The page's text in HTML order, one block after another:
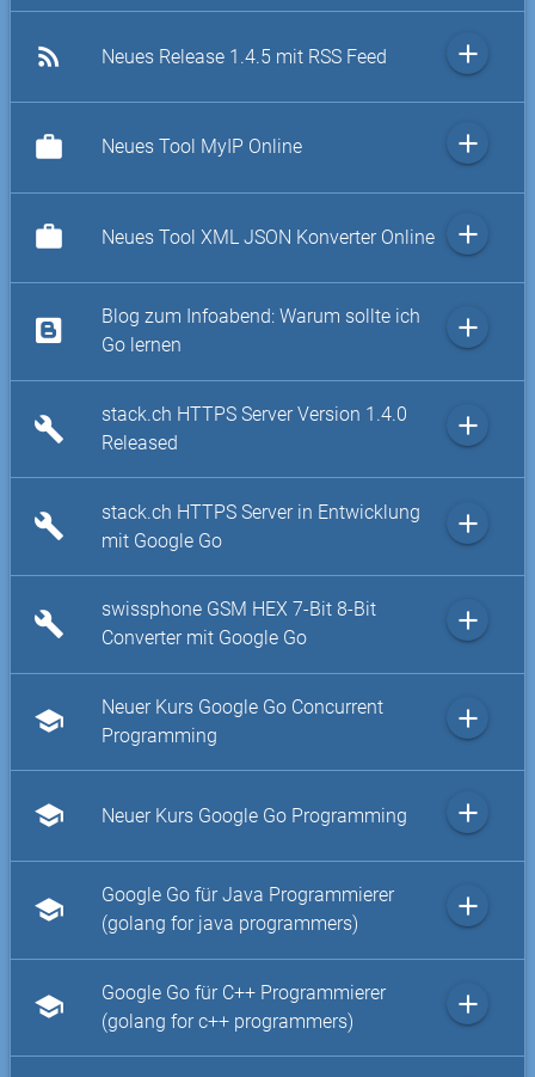
rss_feed Neues Release 1.4.5 mit RSS Feed add
work Neues Tool MyIP Online add
work Neues Tool XML JSON Konverter Online add
Blog zum Infoabend: Warum sollte ich
Go lernen
add
build
stack.ch HTTPS Server Version 1.4.0
Released
add
build
stack.ch HTTPS Server in Entwicklung
mit Google Go
add
build
swissphone GSM HEX 7-Bit 8-Bit
Converter mit Google Go
add
school
Neuer Kurs Google Go Concurrent
Programming
add
school Neuer Kurs Google Go Programming add
school
Google Go für Java Programmierer
(golang for java programmers)
add
school
Google Go für C++ Programmierer
(golang for c++ programmers)
add